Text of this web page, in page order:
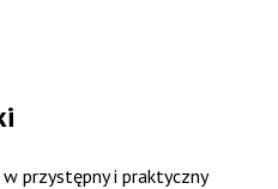
przystępny i praktyczny